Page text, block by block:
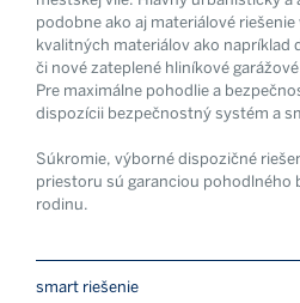
smart riešenie
podobne ako aj materiálové
kvalitných materiálov ako napríklad
či nové zateplené hliníkové
Pre maximálne pohodlie a
dispozícii bezpečnostný systém a
Súkromie, výborné dispozičné
priestoru sú garanciou pohodlného
rodinu.